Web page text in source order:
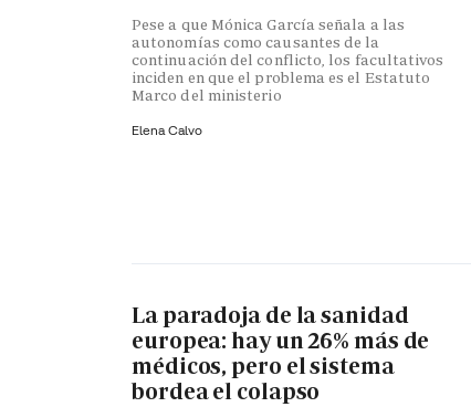
Pese a que Mónica García señala a las
autonomías como causantes de la
continuación del conflicto, los facultativos
inciden en que el problema es el Estatuto
Marco del ministerio
Elena Calvo
La paradoja de la sanidad
europea: hay un 26% más de
médicos, pero el sistema
bordea el colapso